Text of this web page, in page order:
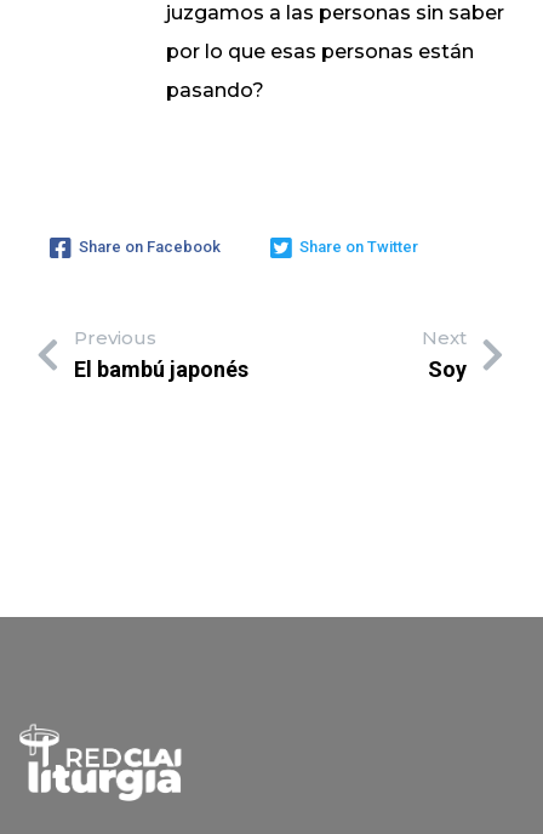
juzgamos a las personas sin saber
por lo que esas personas están
pasando?
Share on Facebook Share on Twitter
Previous
El bambú japonés
Next
Soy